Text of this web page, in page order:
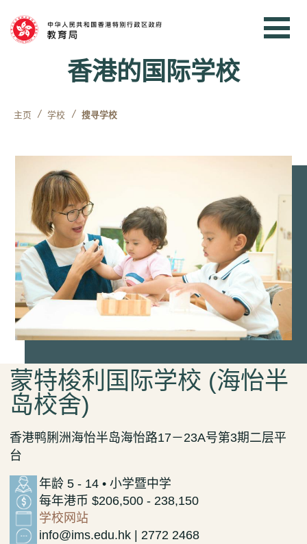
跳到内容
香港的国际学校
主页 学校 搜寻学校
蒙特梭利国际学校 (海怡半
岛校舍)
香港鸭脷洲海怡半岛海怡路17－23A号第3期二层平
台
年龄 5 - 14 • 小学暨中学
每年港币 $206,500 - 238,150
学校网站
info@ims.edu.hk | 2772 2468